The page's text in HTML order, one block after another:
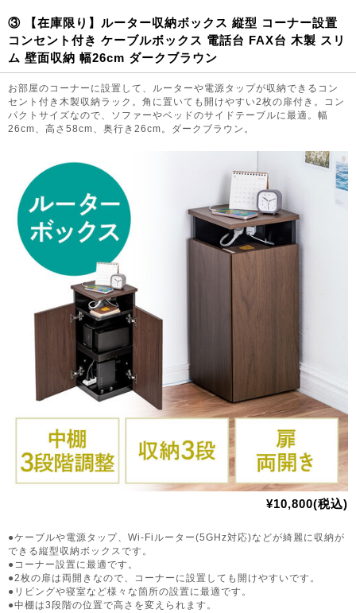
③ 【在庫限り】ルーター収納ボックス 縦型 コーナー設置
コンセント付き ケーブルボックス 電話台 FAX台 木製 スリ
ム 壁面収納 幅26cm ダークブラウン
お部屋のコーナーに設置して、ルーターや電源タップが収納できるコン
セント付き木製収納ラック。角に置いても開けやすい2枚の扉付き。コン
パクトサイズなので、ソファーやベッドのサイドテーブルに最適。幅
26cm、高さ58cm、奥行き26cm。ダークブラウン。
¥10,800(税込)
●ケーブルや電源タップ、Wi-Fiルーター(5GHz対応)などが綺麗に収納が
できる縦型収納ボックスです。
●コーナー設置に最適です。
●2枚の扉は両開きなので、コーナーに設置しても開けやすいです。
●リビングや寝室など様々な箇所の設置に最適です。
●中棚は3段階の位置で高さを変えられます。